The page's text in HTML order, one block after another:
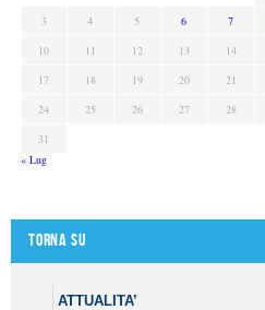
3
4 5 6 7
10
11 12 13 14
17
18 19 20 21
24
25 26 27 28
31
« Lug
Torna su
ATTUALITA’